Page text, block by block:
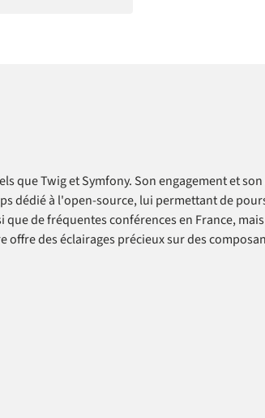
que Twig et Symfony. Son engagement
dédié à l'open-source, lui permettant de
que de fréquentes conférences en France,
des éclairages précieux sur des